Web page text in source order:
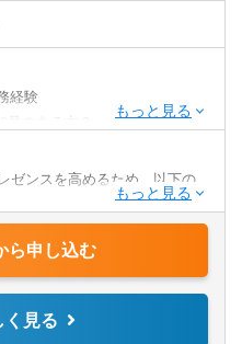
経験
ゼンスを高めるため、以下の
スサイトの更新、SEO対策の
ら申し込む
く見る